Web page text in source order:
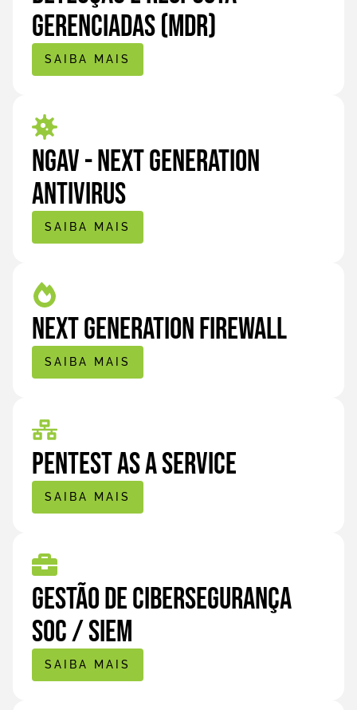
Gerenciadas (MDR)
SAIBA MAIS
NGAV - Next Generation
Antivirus
SAIBA MAIS
Next Generation Firewall
SAIBA MAIS
Pentest as a Service
SAIBA MAIS
Gestão de Cibersegurança
SOC / SIEM
SAIBA MAIS